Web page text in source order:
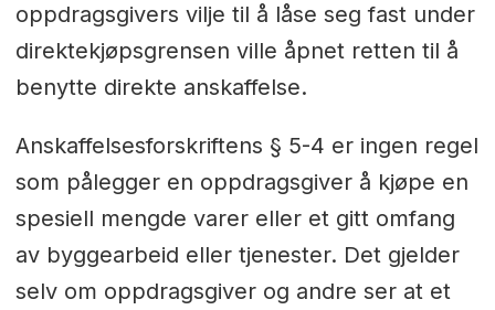
oppdragsgivers vilje til å låse seg fast under
direktekjøpsgrensen ville åpnet retten til å
benytte direkte anskaffelse.
Anskaffelsesforskriftens § 5-4 er ingen regel
som pålegger en oppdragsgiver å kjøpe en
spesiell mengde varer eller et gitt omfang
av byggearbeid eller tjenester. Det gjelder
selv om oppdragsgiver og andre ser at et